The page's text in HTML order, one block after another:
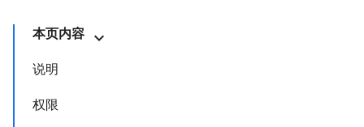
本页内容
说明
权限